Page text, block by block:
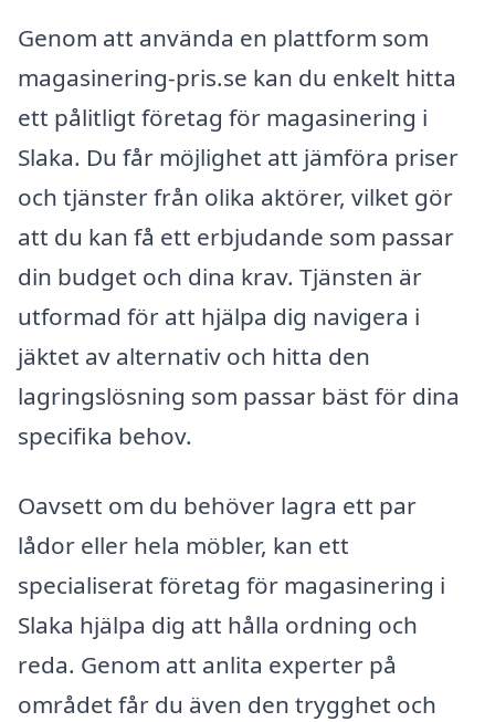
Genom att använda en plattform som
magasinering-pris.se kan du enkelt hitta
ett pålitligt företag för magasinering i
Slaka. Du får möjlighet att jämföra priser
och tjänster från olika aktörer, vilket gör
att du kan få ett erbjudande som passar
din budget och dina krav. Tjänsten är
utformad för att hjälpa dig navigera i
jäktet av alternativ och hitta den
lagringslösning som passar bäst för dina
specifika behov.
Oavsett om du behöver lagra ett par
lådor eller hela möbler, kan ett
specialiserat företag för magasinering i
Slaka hjälpa dig att hålla ordning och
reda. Genom att anlita experter på
området får du även den trygghet och